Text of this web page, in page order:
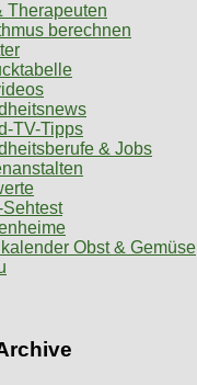
Therapeuten
berechnen
TV-Tipps
& Jobs
Obst & Gemüse